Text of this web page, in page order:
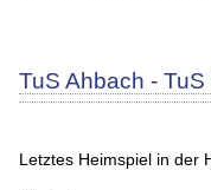
TuS Ahbach -
Letztes Heimspiel in der